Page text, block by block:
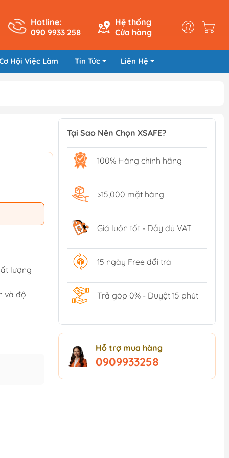
Hotline:
090 9933 258
Hệ thống
Cửa hàng
Hội Việc Làm Tin Tức Liên Hệ
lượng
và độ
Tại Sao Nên Chọn XSAFE?
100% Hàng chính hãng
>15,000 mặt hàng
Giá luôn tốt - Đầy đủ VAT
15 ngày Free đổi trả
Trả góp 0% - Duyệt 15 phút
Hỗ trợ mua hàng
0909933258